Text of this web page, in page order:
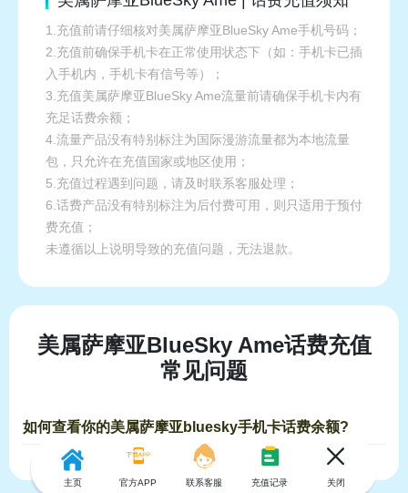
1.充值前请仔细核对美属萨摩亚BlueSky Ame手机号码；
2.充值前确保手机卡在正常使用状态下（如：手机卡已插
入手机内，手机卡有信号等）；
3.充值美属萨摩亚BlueSky Ame流量前请确保手机卡内有
充足话费余额；
4.流量产品没有特别标注为国际漫游流量都为本地流量
包，只允许在充值国家或地区使用；
5.充值过程遇到问题，请及时联系客服处理；
6.话费产品没有特别标注为后付费可用，则只适用于预付
费充值；
未遵循以上说明导致的充值问题，无法退款。
美属萨摩亚BlueSky Ame话费充值
常见问题
如何查看你的美属萨摩亚bluesky手机卡话费余额?
主页 官方APP 联系客服 充值记录 关闭